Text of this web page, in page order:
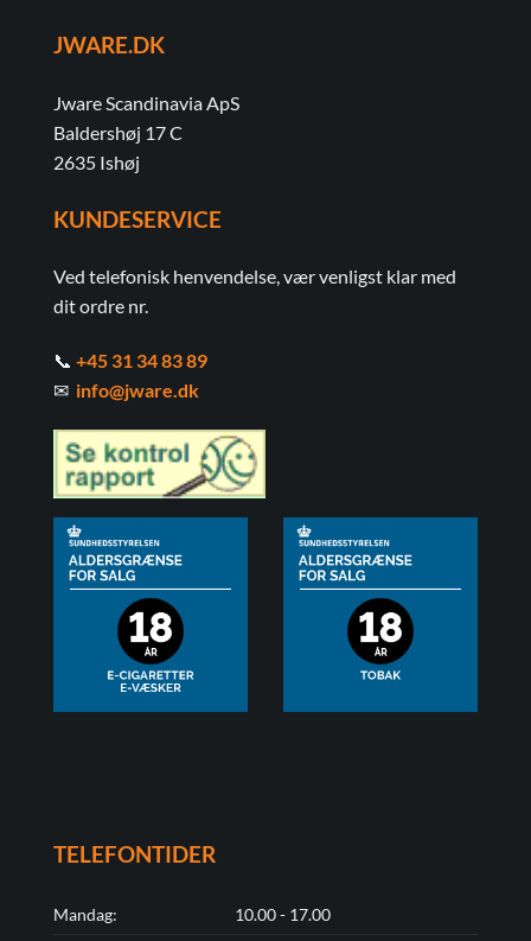
JWARE.DK
Jware Scandinavia ApS
Baldershøj 17 C
2635 Ishøj
KUNDESERVICE
Ved telefonisk henvendelse, vær venligst klar med
dit ordre nr.
📞 +45 31 34 83 89
✉ info@jware.dk
TELEFONTIDER
Mandag:
10.00 - 17.00